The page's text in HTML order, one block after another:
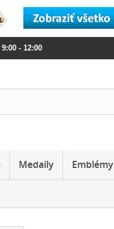
- 12:00
Medaily Emblémy